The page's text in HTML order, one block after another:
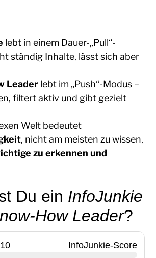
lebt in einem Dauer-„Pull“-
ständig Inhalte, lässt sich aber
Leader lebt im „Push“-Modus –
filtert aktiv und gibt gezielt
Welt bedeutet
, nicht am meisten zu wissen,
zu erkennen und
Du ein InfoJunkie
How Leader?
InfoJunkie-Score